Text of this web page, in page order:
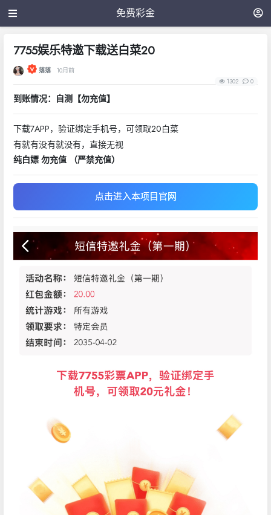
免费彩金
7755娱乐特邀下载送白菜20
落落
10月前
1302
0
到账情况：自测【勿充值】
下载7APP，验证绑定手机号，可领取20白菜
有就有没有就没有，直接无视
纯白嫖 勿充值 （严禁充值）
点击进入本项目官网